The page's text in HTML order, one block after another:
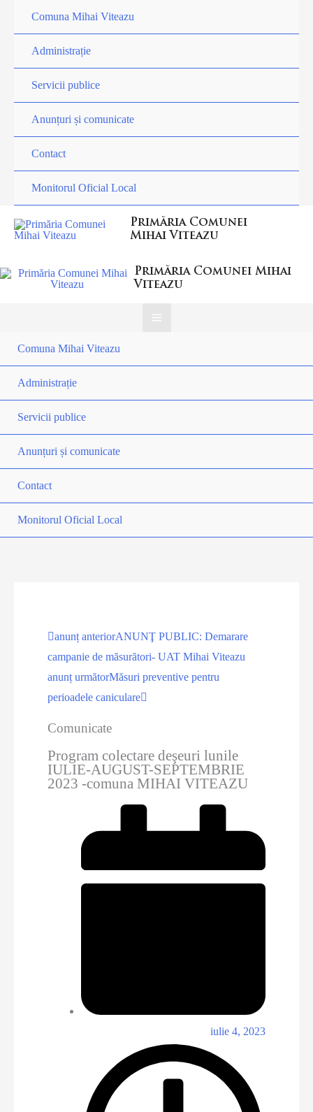
Comuna Mihai Viteazu
Administrație
Servicii publice
Anunțuri și comunicate
Contact
Monitorul Oficial Local
Primăria Comunei
Mihai Viteazu
Primăria Comunei Mihai
Viteazu
Comuna Mihai Viteazu
Administrație
Servicii publice
Anunțuri și comunicate
Contact
Monitorul Oficial Local
anunț anteriorANUNŢ PUBLIC: Demarare
campanie de măsurători- UAT Mihai Viteazu
anunț următorMăsuri preventive pentru
perioadele caniculare
Comunicate
Program colectare deşeuri lunile
IULIE-AUGUST-SEPTEMBRIE
2023 -comuna MIHAI VITEAZU
iulie 4, 2023